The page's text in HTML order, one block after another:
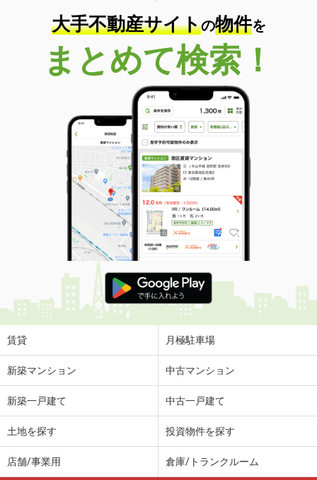
大手不動産サイトの物件を
まとめて検索！
賃貸 月極駐車場
新築マンション 中古マンション
新築一戸建て 中古一戸建て
土地を探す 投資物件を探す
店舗/事業用 倉庫/トランクルーム